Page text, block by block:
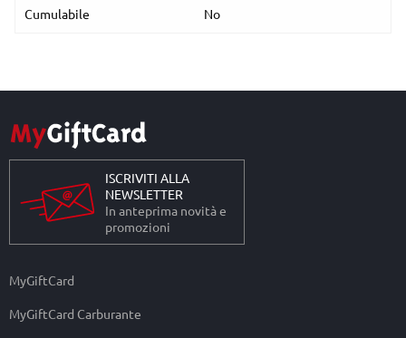
Cumulabile No
ISCRIVITI ALLA
NEWSLETTER
In anteprima novità e
promozioni
MyGiftCard
MyGiftCard Carburante